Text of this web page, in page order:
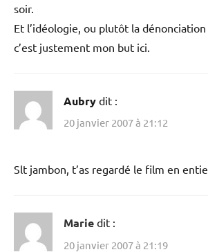
soir.
Et l’idéologie, ou plutôt la dénonciation
c’est justement mon but ici.
Aubry dit :
20 janvier 2007 à 21:12
Slt jambon, t’as regardé le film en
Marie dit :
20 janvier 2007 à 21:19